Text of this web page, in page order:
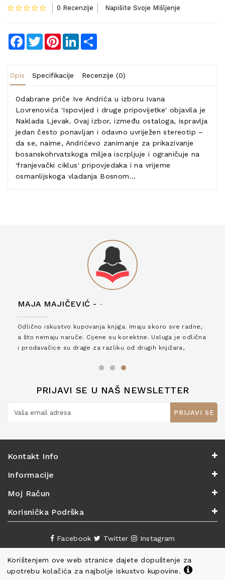
0 Recenzije Napišite Svoje Mišljenje
Facebook
TwitterPinterestLinkedIn
Opis Specifikacije Recenzije (0)
Odabrane priče Ive Andrića u izboru Ivana
Lovrenovića 'Ispovijed i druge pripovijetke' objavila je
Naklada Ljevak. Ovaj izbor, između ostaloga, ispravlja
jedan često ponavljan i odavno uvriježen stereotip –
da se, naime, Andrićevo zanimanje za prikazivanje
bosanskohrvatskoga miljea iscrpljuje i ograničuje na
'franjevački ciklus' pripovjedaka i na vrijeme
osmanlijskoga vladanja Bosnom...
Korištenjem ove web stranice dajete dopuštenje za
upotrebu kolačića za najbolje iskustvo kupovine.
MAJA MAJIČEVIĆ - -
Odlično iskustvo kupovanja knjiga. Imaju skoro sve radne,
a što nemaju naruče. Cijene su korektne. Usluga je odlična
i prodavačice su drage za razliku od drugih knjižara,
PRIJAVI SE U NAŠ NEWSLETTER
PRIJAVI SE
Kontakt Info
Informacije
Moj Račun
Korisnička Podrška
Facebook Twitter Instagram